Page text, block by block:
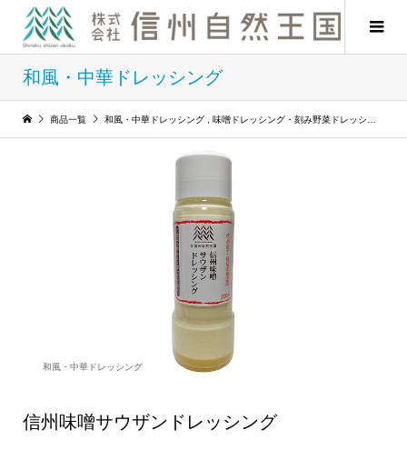
和風・中華ドレッシング
商品一覧 和風・中華ドレッシング 味噌ドレッシング・刻み野菜ドレッシング
和風・中華ドレッシング
信州味噌サウザンドレッシング